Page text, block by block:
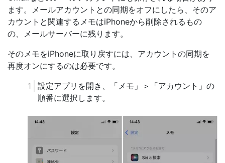
ます。メールアカウントとの同期をオフにしたら、そのア
カウントと関連するメモはiPhoneから削除されるもの
の、メールサーバーに残ります。
そのメモをiPhoneに取り戻すには、アカウントの同期を
再度オンにするのは必要です。
設定アプリを開き、「メモ」＞「アカウント」の
順番に選択します。